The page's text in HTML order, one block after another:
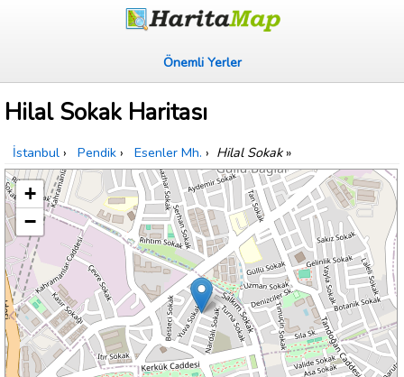
Önemli Yerler
Hilal Sokak Haritası
İstanbul › Pendik › Esenler Mh. › Hilal Sokak»
+
−